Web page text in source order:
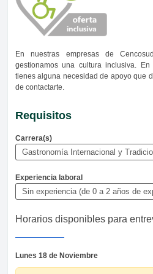
En nuestras empresas de
gestionamos una cultura inclusiva.
tienes alguna necesidad de apoyo que
de contactarte.
Requisitos
Carrera(s)
Gastronomía Internacional y
Experiencia laboral
Sin experiencia (de 0 a 2 años de
Horarios disponibles para
Lunes 18 de Noviembre